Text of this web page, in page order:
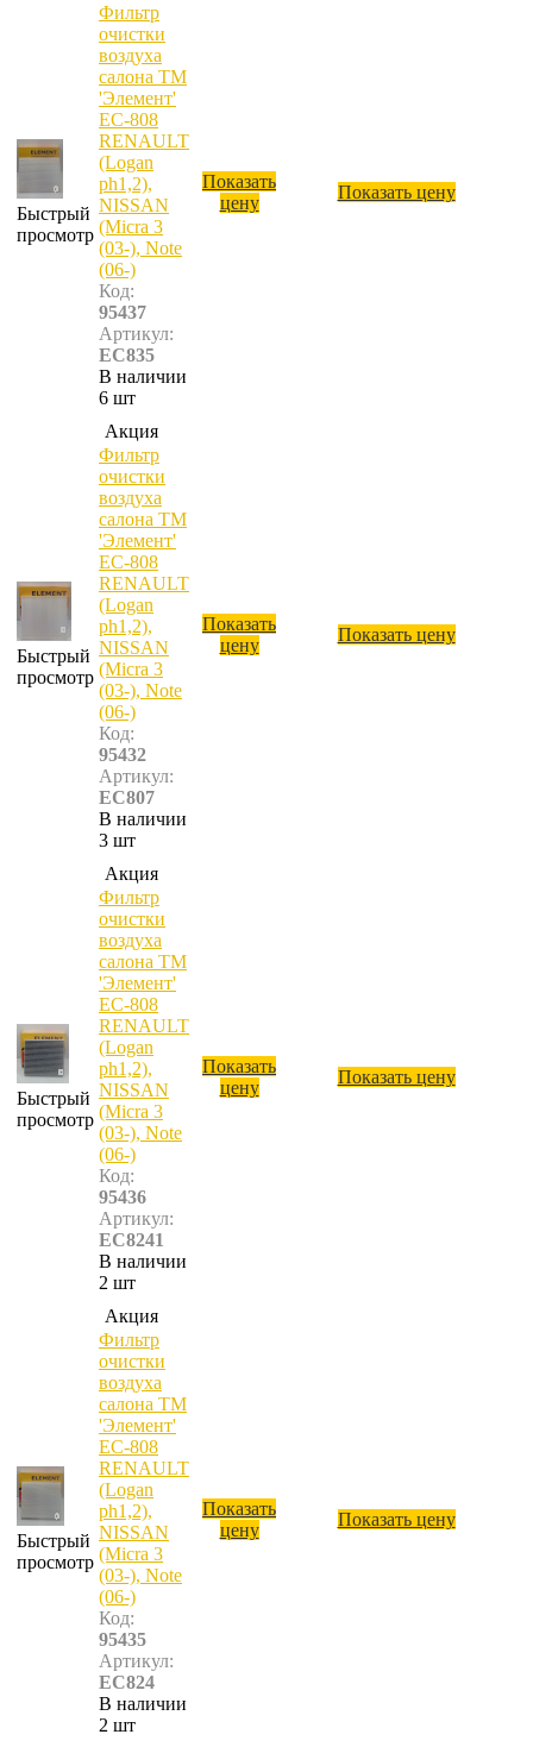
Быстрый
просмотр
Фильтр
очистки
воздуха
салона ТМ
'Элемент'
ЕС-808
RENAULT
(Logan
ph1,2),
NISSAN
(Micra 3
(03-), Note
(06-)
Код:
95437
Артикул:
EC835
В наличии
6 шт
Показать
цену
Показать цену
Быстрый
просмотр
Акция
Фильтр
очистки
воздуха
салона ТМ
'Элемент'
ЕС-808
RENAULT
(Logan
ph1,2),
NISSAN
(Micra 3
(03-), Note
(06-)
Код:
95432
Артикул:
EC807
В наличии
3 шт
Показать
цену
Показать цену
Быстрый
просмотр
Акция
Фильтр
очистки
воздуха
салона ТМ
'Элемент'
ЕС-808
RENAULT
(Logan
ph1,2),
NISSAN
(Micra 3
(03-), Note
(06-)
Код:
95436
Артикул:
EC8241
В наличии
2 шт
Показать
цену
Показать цену
Быстрый
просмотр
Акция
Фильтр
очистки
воздуха
салона ТМ
'Элемент'
ЕС-808
RENAULT
(Logan
ph1,2),
NISSAN
(Micra 3
(03-), Note
(06-)
Код:
95435
Артикул:
EC824
В наличии
2 шт
Показать
цену
Показать цену